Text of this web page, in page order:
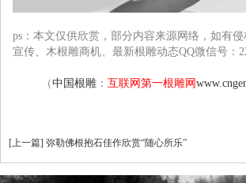
ps：本文仅供欣赏，部分内容来源网络 ，如有
宣传、木根雕商机、最新根雕动态QQ微信号：
（中国根雕 ： 互联网第一根雕网
[上一篇] 弥勒佛根抱石佳作欣赏“随心所乐”